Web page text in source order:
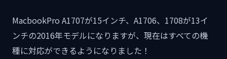
MacbookPro A1707が15インチ、A1706、1708が13イ
ンチの2016年モデルになりますが、現在はすべての機
種に対応ができるようになりました！